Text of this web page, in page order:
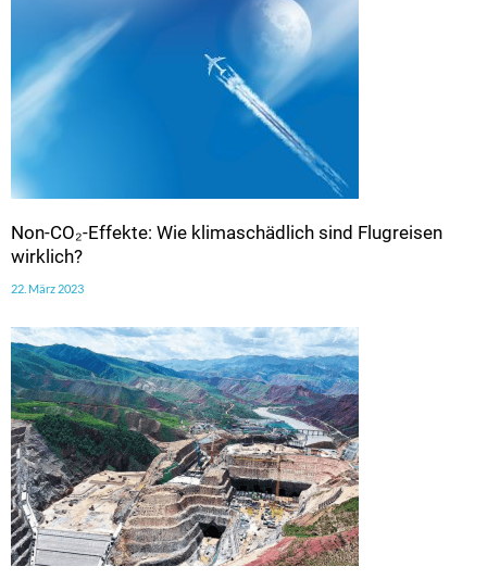
Non-CO₂-Effekte: Wie klimaschädlich sind Flugreisen
wirklich?
22. März 2023